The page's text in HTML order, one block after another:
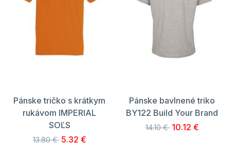
Pánske tričko s krátkym
rukávom IMPERIAL
SOĽS
13.80 € 5.32 €
Pánske bavlnené triko
BY122 Build Your Brand
14.10 € 10.12 €